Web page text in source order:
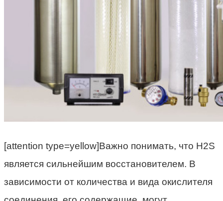
[attention type=yellow]Важно понимать, что H2S
является сильнейшим восстановителем. В
зависимости от количества и вида окислителя